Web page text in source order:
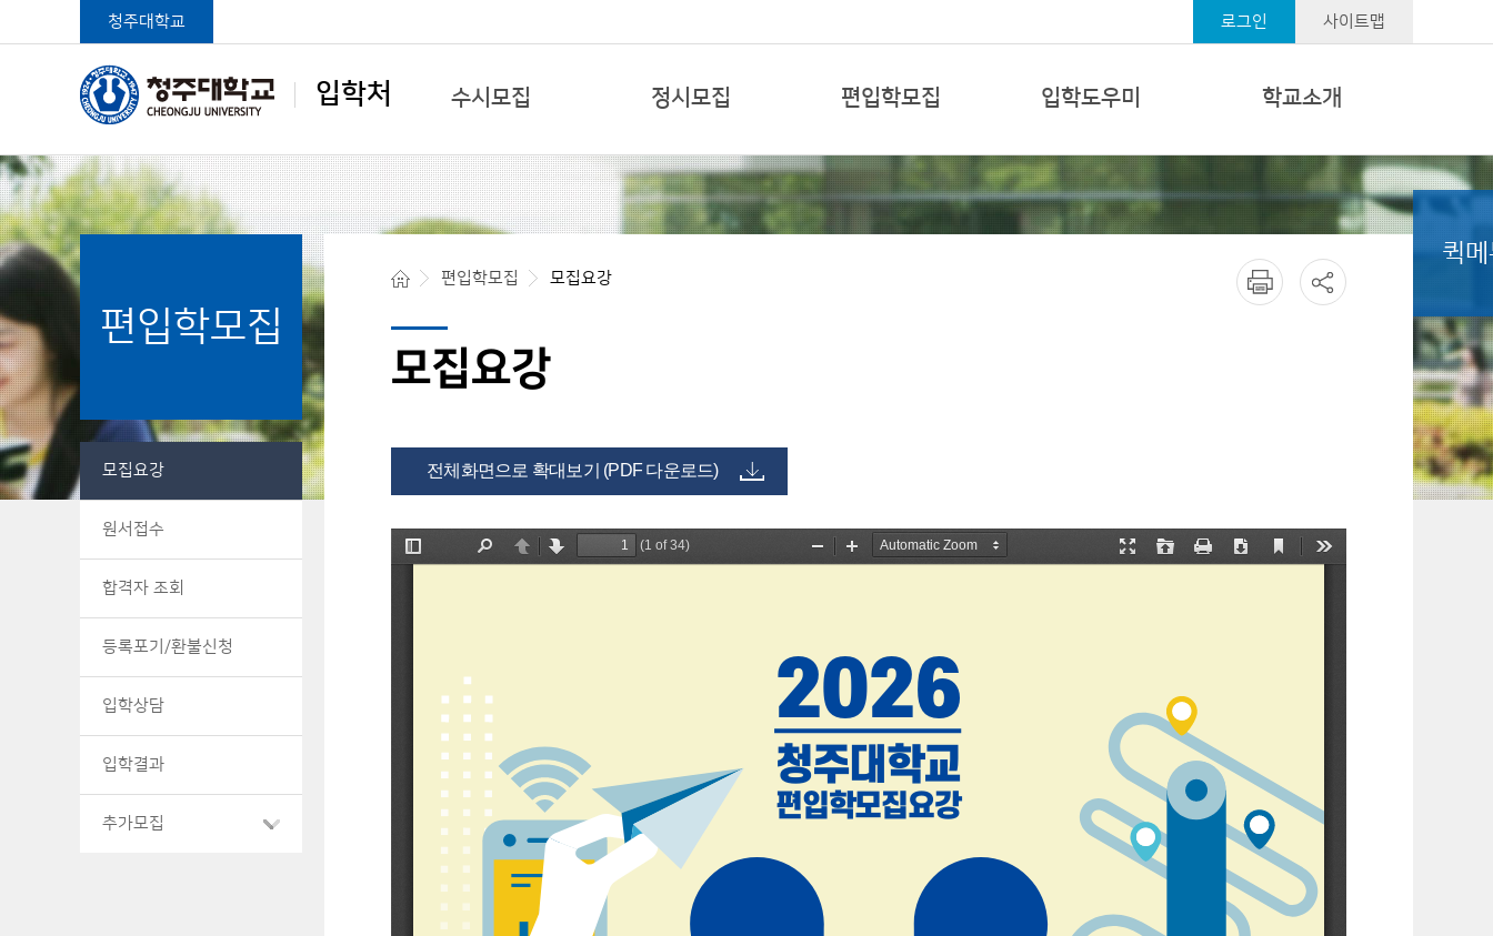
입학처
청주대학교 로그인 사이트맵
학생중심 글로벌대학
청주대학교 입학처
수시모집 정시모집 편입학모집 입학도우미 학교소개
편입학모집
모집요강
원서접수
합격자 조회
등록포기/환불신청
입학상담
입학결과
추가모집
편입학모집 모집요강
모집요강
전체화면으로 확대보기 (PDF 다운로드)
퀵